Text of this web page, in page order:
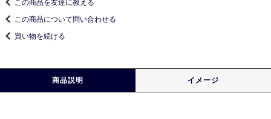
この商品を友達に教える
この商品について問い合わせる
買い物を続ける
商品説明 イメージ